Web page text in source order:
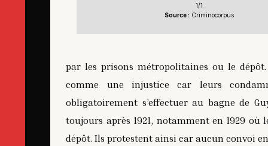
1/1
Source : Criminocorpus
par les prisons métropolitaines ou le
comme une injustice car leurs
obligatoirement s’effectuer au bagne de
toujours après 1921, notamment en 1929
dépôt. Ils protestent ainsi car aucun convoi